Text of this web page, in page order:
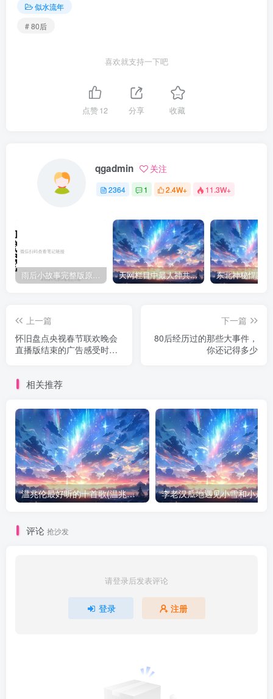
似水流年
# 80后
喜欢就支持一下吧
点赞12 分享 收藏
qgadmin 关注
2364 1 2.4W+ 11.3W+
雨后小故事完整版原片动态图（图+文字解说版） 天网栏目中最人神共愤的一期《消失的夫妻》
上一篇
怀旧盘点央视春节联欢晚会
直播版结束的广告感受时代
下一篇
80后经历过的那些大事件，
你还记得多少
相关推荐
温兆伦最好听的十首歌(温兆伦经典MV合集)
评论 抢沙发
请登录后发表评论
登录 注册